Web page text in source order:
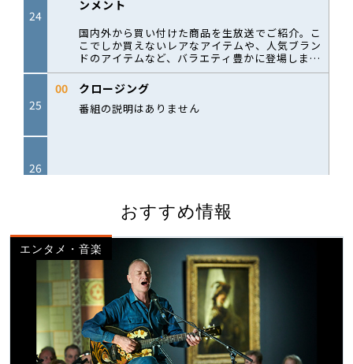
おすすめ情報
エンタメ・音楽